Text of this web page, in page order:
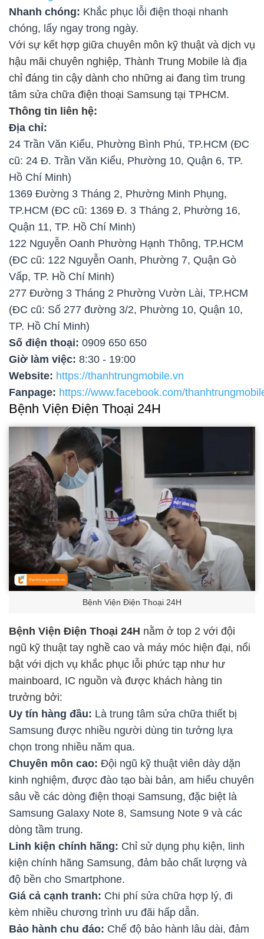
Nhanh chóng: Khắc phục lỗi điện thoại nhanh
chóng, lấy ngay trong ngày.
Với sự kết hợp giữa chuyên môn kỹ thuật và dịch vụ
hậu mãi chuyên nghiệp, Thành Trung Mobile là địa
chỉ đáng tin cậy dành cho những ai đang tìm trung
tâm sửa chữa điện thoại Samsung tại TPHCM.
Thông tin liên hệ:
Địa chỉ:
24 Trần Văn Kiểu, Phường Bình Phú, TP.HCM (ĐC
cũ: 24 Đ. Trần Văn Kiểu, Phường 10, Quận 6, TP.
Hồ Chí Minh)
1369 Đường 3 Tháng 2, Phường Minh Phụng,
TP.HCM (ĐC cũ: 1369 Đ. 3 Tháng 2, Phường 16,
Quận 11, TP. Hồ Chí Minh)
122 Nguyễn Oanh Phường Hạnh Thông, TP.HCM
(ĐC cũ: 122 Nguyễn Oanh, Phường 7, Quận Gò
Vấp, TP. Hồ Chí Minh)
277 Đường 3 Tháng 2 Phường Vườn Lài, TP.HCM
(ĐC cũ: Số 277 đường 3/2, Phường 10, Quận 10,
TP. Hồ Chí Minh)
Số điện thoại: 0909 650 650
Giờ làm việc: 8:30 - 19:00
Website: https://thanhtrungmobile.vn
Fanpage: https://www.facebook.com/
Bệnh Viện Điện Thoại 24H
Bệnh Viện Điện Thoại 24H
Bệnh Viện Điện Thoại 24H nằm ở top 2 với đội
ngũ kỹ thuật tay nghề cao và máy móc hiện đại, nổi
bật với dịch vụ khắc phục lỗi phức tạp như hư
mainboard, IC nguồn và được khách hàng tin
trưởng bởi:
Uy tín hàng đầu: Là trung tâm sửa chữa thiết bị
Samsung được nhiều người dùng tin tưởng lựa
chọn trong nhiều năm qua.
Chuyên môn cao: Đội ngũ kỹ thuật viên dày dặn
kinh nghiệm, được đào tạo bài bản, am hiểu chuyên
sâu về các dòng điện thoại Samsung, đặc biệt là
Samsung Galaxy Note 8, Samsung Note 9 và các
dòng tầm trung.
Linh kiện chính hãng: Chỉ sử dụng phụ kiện, linh
kiện chính hãng Samsung, đảm bảo chất lượng và
độ bền cho Smartphone.
Giá cả cạnh tranh: Chi phí sửa chữa hợp lý, đi
kèm nhiều chương trình ưu đãi hấp dẫn.
Bảo hành chu đáo: Chế độ bảo hành lâu dài, đảm